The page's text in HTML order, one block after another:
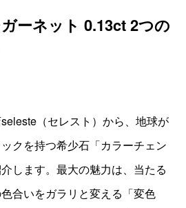
ーネット 0.13ct 2つの
（セレスト）から、地球が
クを持つ希少石「カラーチェン
します。最大の魅力は、当たる
合いをガラリと変える「変色